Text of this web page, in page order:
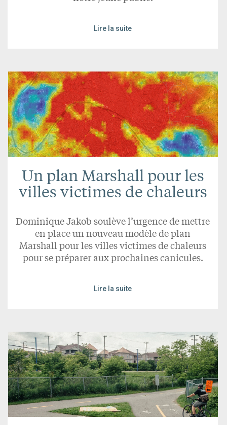
Lire la suite
Un plan Marshall pour les
villes victimes de chaleurs
Dominique Jakob soulève l’urgence de mettre
en place un nouveau modèle de plan
Marshall pour les villes victimes de chaleurs
pour se préparer aux prochaines canicules.
Lire la suite